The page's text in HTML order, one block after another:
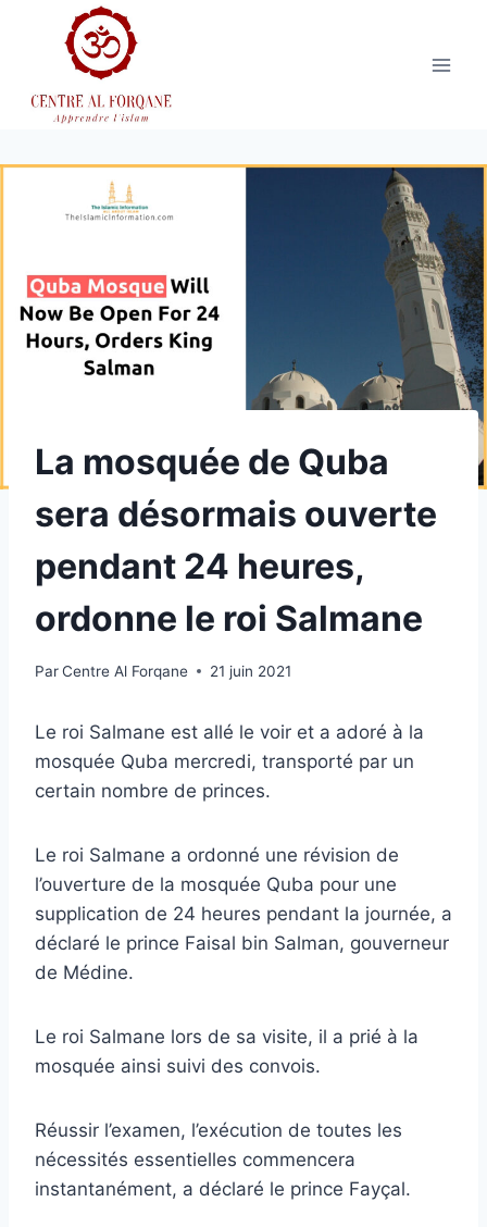
La mosquée de Quba
sera désormais ouverte
pendant 24 heures,
ordonne le roi Salmane
ParCentre Al Forqane 21 juin 2021
Le roi Salmane est allé le voir et a adoré à la
mosquée Quba mercredi, transporté par un
certain nombre de princes.
Le roi Salmane a ordonné une révision de
l’ouverture de la mosquée Quba pour une
supplication de 24 heures pendant la journée, a
déclaré le prince Faisal bin Salman, gouverneur
de Médine.
Le roi Salmane lors de sa visite, il a prié à la
mosquée ainsi suivi des convois.
Réussir l’examen, l’exécution de toutes les
nécessités essentielles commencera
instantanément, a déclaré le prince Fayçal.